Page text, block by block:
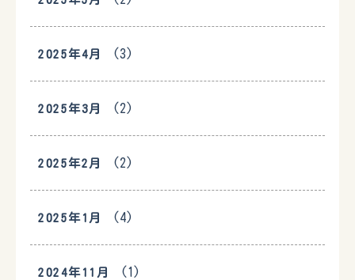
2025年4月 (3)
2025年3月 (2)
2025年2月 (2)
2025年1月 (4)
2024年11月 (1)